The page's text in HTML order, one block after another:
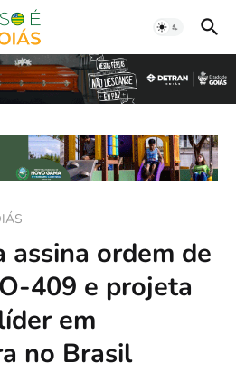
ordem de
409 e projeta
em
no Brasil